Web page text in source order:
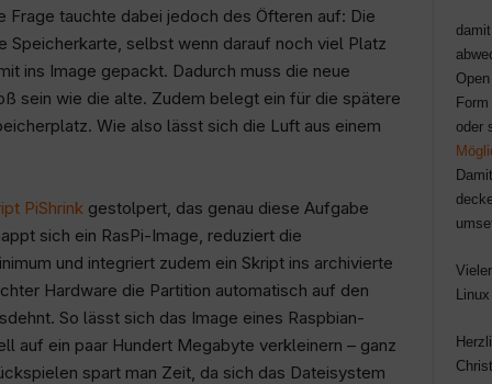
Frage tauchte dabei jedoch des Öfteren auf: Die
Speicherkarte, selbst wenn darauf noch viel Platz
ins Image gepackt. Dadurch muss die neue
sein wie die alte. Zudem belegt ein für die spätere
Wie also lässt sich die Luft aus einem
PiShrinkgestolpert, das genau diese Aufgabe
sich ein RasPi-Image, reduziert die
und integriert zudem ein Skript ins archivierte
Hardware die Partition automatisch auf den
So lässt sich das Image eines Raspbian-
auf ein paar Hundert Megabyte verkleinern – ganz
spart man Zeit, da sich das Dateisystem
oder